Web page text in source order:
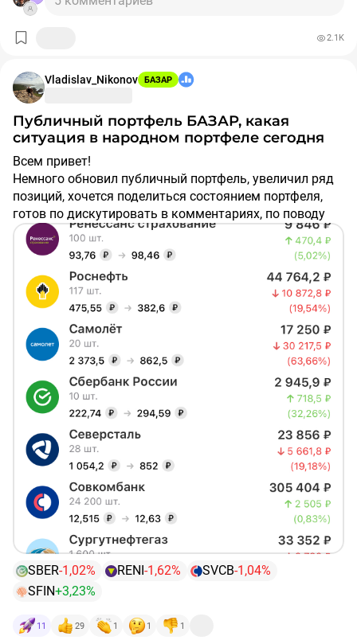
2.1K
Vladislav_Nikonov БАЗАР
Публичный портфель БАЗАР, какая
ситуация в народном портфеле сегодня
Всем привет!
Немного обновил публичный портфель, увеличил ряд
позиций, хочется поделиться состоянием портфеля,
готов по дискутировать в комментариях, по поводу
той или иной позиции.
Интересно, что вы держите портфеле, где наши
взгляды совпадают.
Основные позиции сформированы по принципу
нескольких критериев:
1) Дивиденды, стабильность выплат
2) Потенциальный краткосрочный рост, за счет
разовых факторов
3) Долгосрочная стабильность компании, уверенная
позиция на рынке
4) Низкая долговая нагрузка
SBER-1,02% RENI-1,62% SVCB-1,04%
SFIN+3,23%
11 29 1 1 1